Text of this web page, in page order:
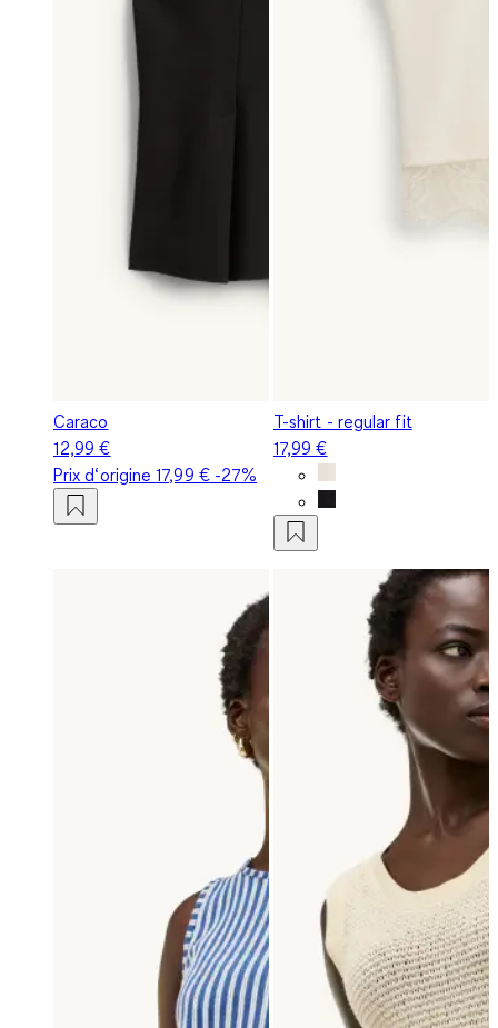
Caraco
12,99 €
Prix d‘origine17,99 €-27%
T-shirt - regular fit
17,99 €